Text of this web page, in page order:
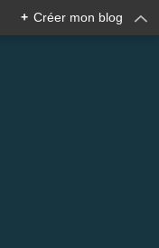
+ Créer mon blog